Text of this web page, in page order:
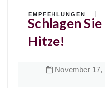
EMPFEHLUNGEN
Schlagen
Hitze!
November 17,